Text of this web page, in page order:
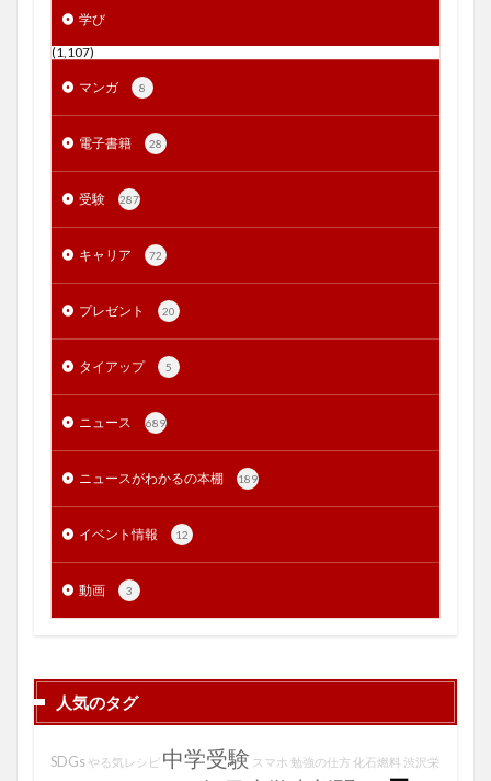
学び
(1,107)
マンガ 8
電子書籍 28
受験 287
キャリア 72
プレゼント 20
タイアップ 5
ニュース 689
ニュースがわかるの本棚 189
イベント情報 12
動画 3
人気のタグ
SDGs やる気レシピ 中学受験 スマホ 勉強の仕方 化石燃料 渋沢栄